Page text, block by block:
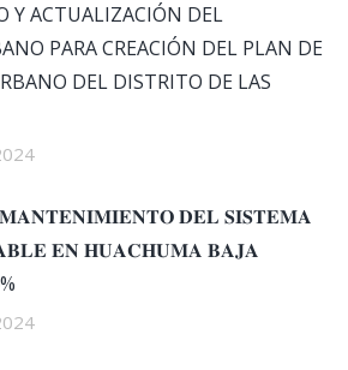
Y ACTUALIZACIÓN DEL
PARA CREACIÓN DEL PLAN DE
DEL DISTRITO DE LAS
𝐃𝐄𝐋 𝐒𝐈𝐒𝐓𝐄𝐌𝐀
𝐄𝐍 𝐇𝐔𝐀𝐂𝐇𝐔𝐌𝐀 𝐁𝐀𝐉𝐀